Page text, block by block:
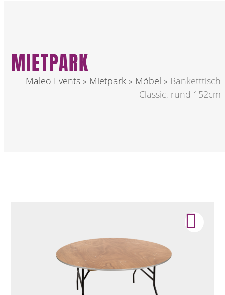
MIETPARK
Maleo Events » Mietpark » Möbel » Banketttisch
Classic, rund 152cm